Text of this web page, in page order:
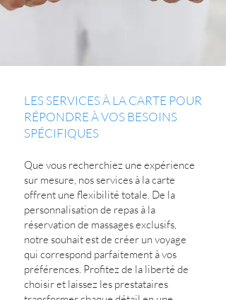
LES SERVICES À LA CARTE POUR
RÉPONDRE À VOS BESOINS
SPÉCIFIQUES
Que vous recherchiez une expérience
sur mesure, nos services à la carte
offrent une flexibilité totale. De la
personnalisation de repas à la
réservation de massages exclusifs,
notre souhait est de créer un voyage
qui correspond parfaitement à vos
préférences. Profitez de la liberté de
choisir et laissez les prestataires